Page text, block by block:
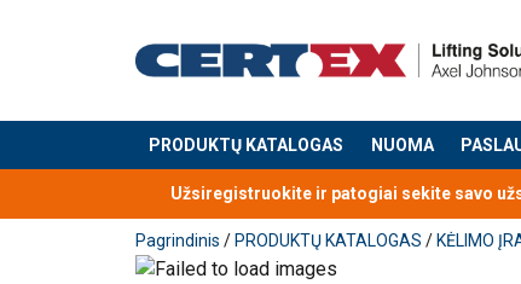
PRODUKTŲ KATALOGAS NUOMA
Produktas buvo pridėtas prie jūsų užklausos
Užsiregistruokite ir patogiai sekite savo
Pagrindinis / PRODUKTŲ KATALOGAS / KĖLIMO